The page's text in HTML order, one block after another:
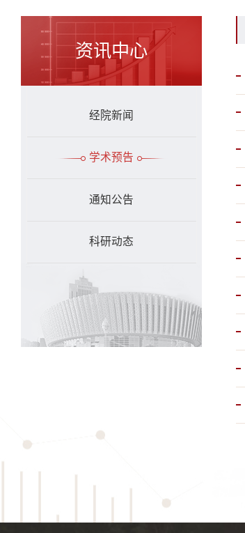
资讯中心
经院新闻
学术预告
通知公告
科研动态